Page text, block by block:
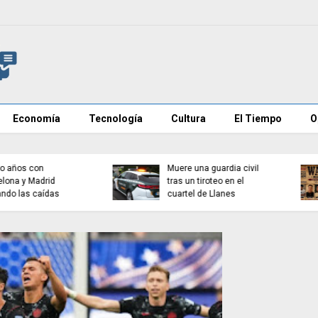
Economía Tecnología Cultura El Tiempo
Investigan mensajes en
redes contra vecinos de
Ceuta
Cadena perpetua para
autor del atropello
de Múnich